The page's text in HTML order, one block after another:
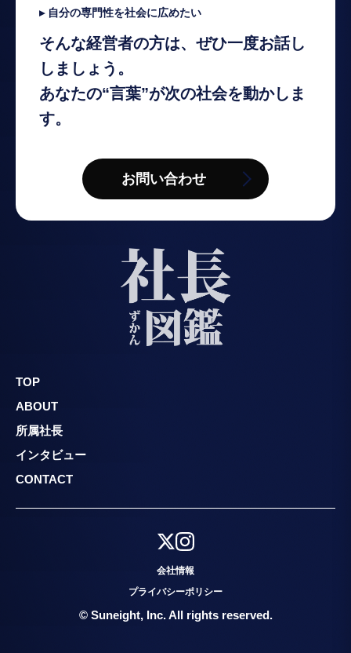
▸ 自分の専門性を社会に広めたい
そんな経営者の方は、ぜひ一度お話し
しましょう。
あなたの“言葉”が次の社会を動かしま
す。
お問い合わせ
会社情報
プライバシーポリシー
© Suneight, Inc. All rights reserved.
TOP
ABOUT
所属社長
インタビュー
CONTACT